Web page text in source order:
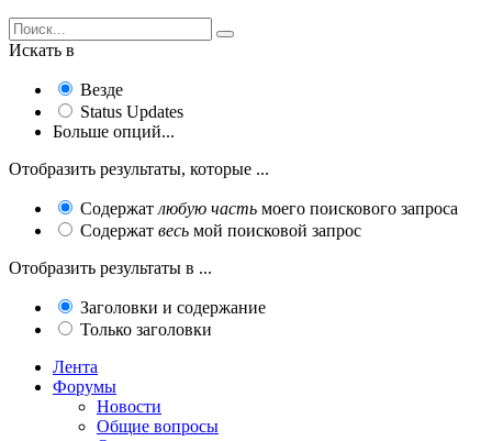
Искать в
Везде
Status Updates
Больше опций...
Отобразить результаты, которые ...
Содержат любую часть моего поискового запроса
Содержат весь мой поисковой запрос
Отобразить результаты в ...
Заголовки и содержание
Только заголовки
Лента
Форумы
Новости
Общие вопросы